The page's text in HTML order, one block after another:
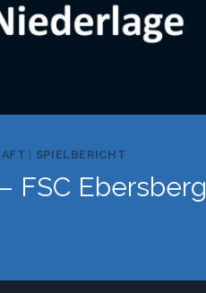
| SPIELBERICHT
FSC Ebersberg